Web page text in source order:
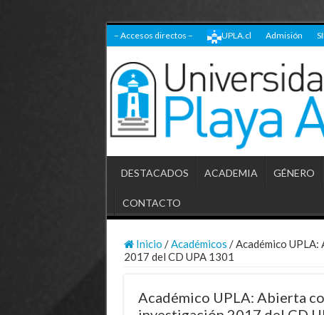
– Accesos directos – UPLA.cl Admisión
DESTACADOS ACADEMIA GÉNERO
CONTACTO
Inicio / Académicos / Académico
2017 del CD UPA 1301
Académico UPLA: Abierta